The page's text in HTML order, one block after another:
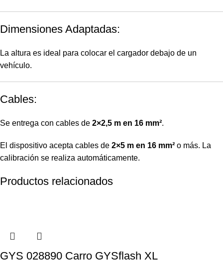
Dimensiones Adaptadas:
La altura es ideal para colocar el cargador debajo de un
vehículo.
Cables:
Se entrega con cables de 2×2,5 m en 16 mm².
El dispositivo acepta cables de 2×5 m en 16 mm² o más. La
calibración se realiza automáticamente.
Productos relacionados
GYS 028890 Carro GYSflash XL